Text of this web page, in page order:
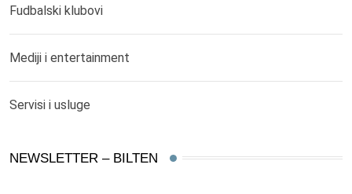
Fudbalski klubovi
Mediji i entertainment
Servisi i usluge
NEWSLETTER – BILTEN